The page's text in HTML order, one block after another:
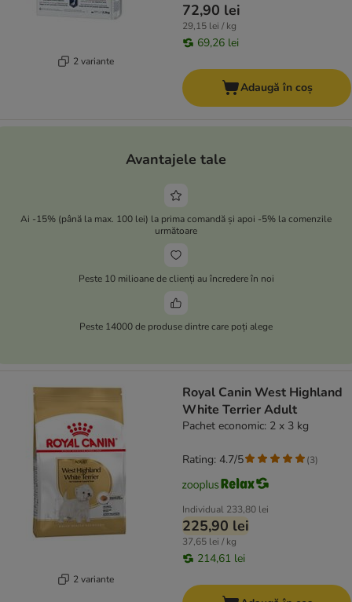
2 variante
72,90 lei
29,15 lei / kg
69,26 lei
Adaugă în coș
Avantajele tale
Ai -15% (până la max. 100 lei) la prima comandă și apoi -5% la comenzile
următoare
Peste 10 milioane de clienți au încredere în noi
Peste 14000 de produse dintre care poți alege
2 variante
Royal Canin West Highland
White Terrier Adult
Pachet economic: 2 x 3 kg
Individual 233,80 lei
225,90 lei
37,65 lei / kg
214,61 lei
Rating: 4.7/5 (3)